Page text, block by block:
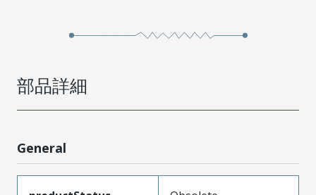
部品詳細
General